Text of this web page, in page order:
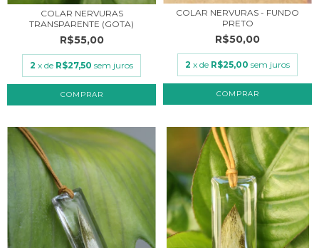
COLAR NERVURAS
TRANSPARENTE (GOTA)
R$55,00
2 x de R$27,50 sem juros
COLAR NERVURAS - FUNDO
PRETO
R$50,00
2 x de R$25,00 sem juros